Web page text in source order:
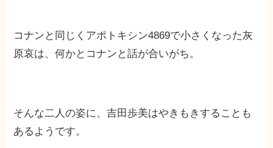
コナンと同じくアポトキシン4869で小さくなった灰
原哀は、何かとコナンと話が合いがち。
そんな二人の姿に、吉田歩美はやきもきすることも
あるようです。